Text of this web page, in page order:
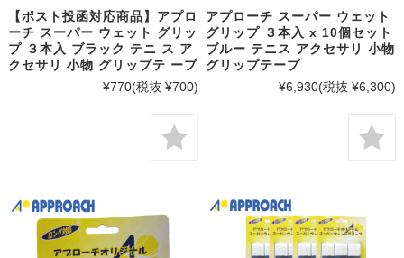
【ポスト投函対応商品】アプロ
ーチ スーパー ウェット グリッ
プ ３本入 ブラック テニ ス ア
クセサリ 小物 グリップテ ープ
¥770(税抜 ¥700)
アプローチ スーパー ウェット
グリップ ３本入 x 10個セット
ブルー テニス アクセサリ 小物
グリップテープ
¥6,930(税抜 ¥6,300)